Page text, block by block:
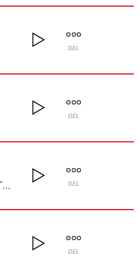
DEL
DEL
TELL ME WHAT TO DO DEL
DEL